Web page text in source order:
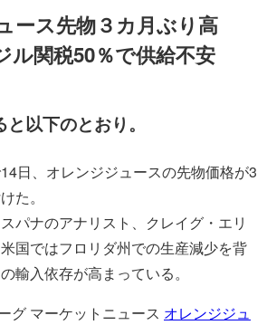
ース先物３カ月ぶり高
ル関税50％で供給不安
以下のとおり。
日、オレンジジュースの先物価格が3
た。
パナのアナリスト、クレイグ・エリ
国ではフロリダ州での生産減少を背
輸入依存が高まっている。
グ マーケットニュース オレンジジュ